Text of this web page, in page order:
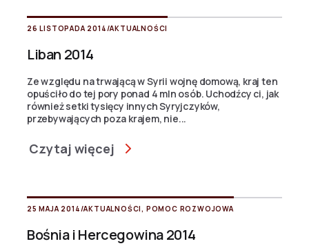
26 LISTOPADA 2014 /AKTUALNOŚCI
Liban 2014
Ze względu na trwającą w Syrii wojnę domową, kraj ten
opuściło do tej pory ponad 4 mln osób. Uchodźcy ci, jak
również setki tysięcy innych Syryjczyków,
przebywających poza krajem, nie...
Czytaj więcej
25 MAJA 2014 /AKTUALNOŚCI , POMOC ROZWOJOWA
Bośnia i Hercegowina 2014